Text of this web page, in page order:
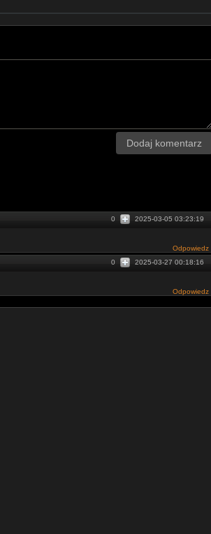
Dodaj komentarz
2025-03-05 03:23:19
0
Odpowiedz
2025-03-27 00:18:16
0
Odpowiedz